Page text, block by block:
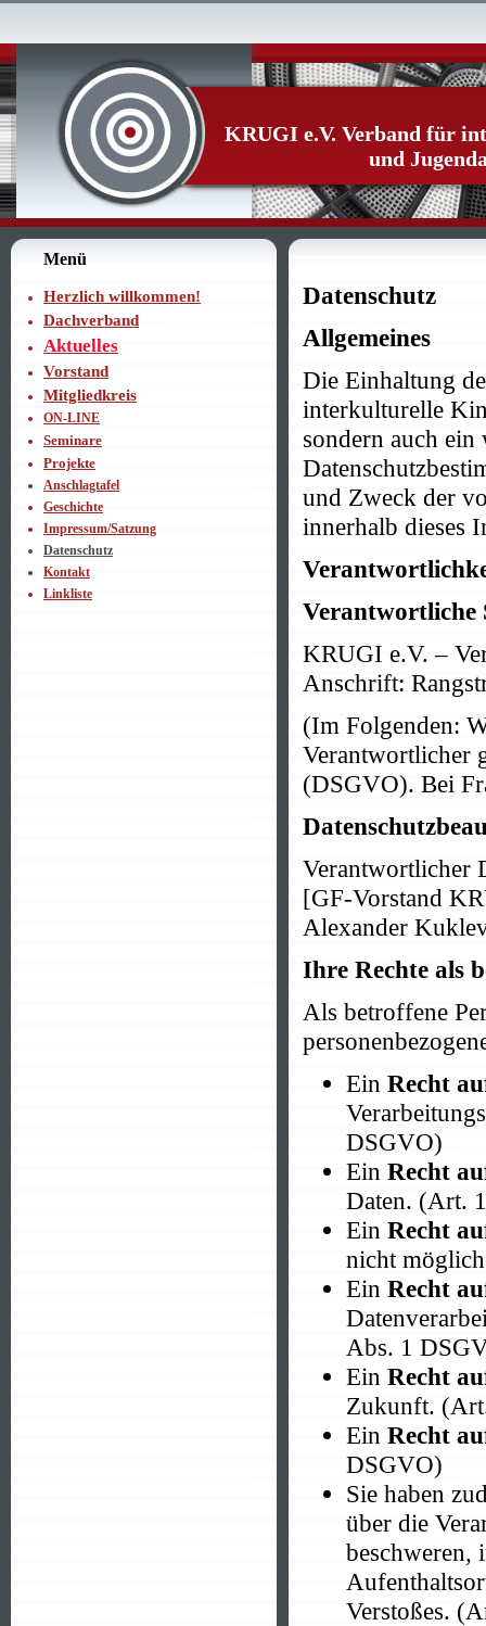
KRUGI e.V. Verband für
und
Menü
Herzlich willkommen!
Dachverband
Aktuelles
Vorstand
Mitgliedkreis
ON-LINE
Seminare
Projekte
Anschlagtafel
Geschichte
Impressum/Satzung
Datenschutz
Kontakt
Linkliste
Datenschutz
Allgemeines
Die Einhaltung
interkulturelle
sondern auch
und Zweck der
innerhalb dieses
Verantwortliche
KRUGI e.V. –
Anschrift:
(Im Folgenden:
Verantwortlicher
(DSGVO). Bei
Verantwortlicher
[GF-Vorstand
Alexander
Ihre Rechte als
Als betroffene
Ein Recht
DSGVO)
Ein Recht
Daten. (Art.
Ein Recht
nicht
Ein Recht
Abs. 1
Ein Recht
Zukunft.
Ein Recht
DSGVO)
Sie haben
über die
beschweren,
Verstoßes.